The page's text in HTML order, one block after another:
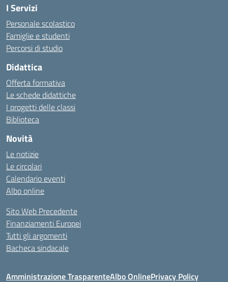
I Servizi
Personale scolastico
Famiglie e studenti
Percorsi di studio
Didattica
Offerta formativa
Le schede didattiche
I progetti delle classi
Biblioteca
Novità
Le notizie
Le circolari
Calendario eventi
Albo online
Sito Web Precedente
Finanziamenti Europei
Tutti gli argomenti
Bacheca sindacale
Amministrazione TrasparenteAlbo OnlinePrivacy Policy